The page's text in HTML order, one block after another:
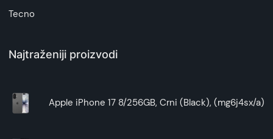
Tecno
Najtraženiji proizvodi
Apple iPhone 17 8/256GB, Crni (Black), (mg6j4sx/a)